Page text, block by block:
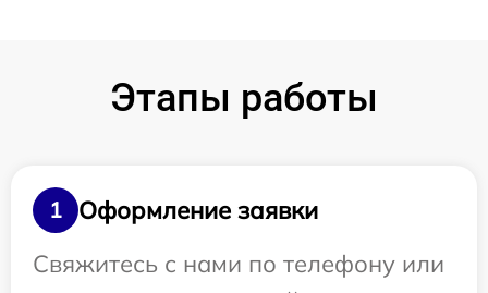
Этапы работы
1
Оформление заявки
Свяжитесь с нами по телефону или